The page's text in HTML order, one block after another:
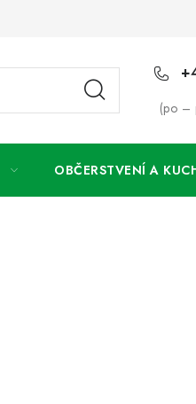
(po –
OBČERSTVENÍ A